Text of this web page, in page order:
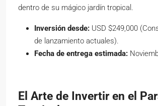
dentro de su mágico jardín tropical.
Inversión desde: USD $249,000
de lanzamiento actuales).
Fecha de entrega estimada:
El Arte de Invertir en el